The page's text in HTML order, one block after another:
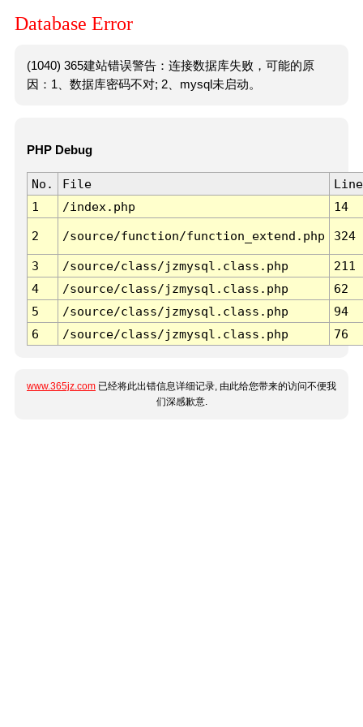
Database Error
(1040) 365建站错误警告：连接数据库失败，可能的原
因：1、数据库密码不对; 2、mysql未启动。
PHP Debug
No. File
Line
1
/index.php 14
2 /source/function/function_extend.php 324
3 /source/class/jzmysql.class.php
211
4
/source/class/jzmysql.class.php
62
5
/source/class/jzmysql.class.php
94
6
/source/class/jzmysql.class.php 76
www.365jz.com 已经将此出错信息详细记录, 由此给您带来的访问不便我
们深感歉意.